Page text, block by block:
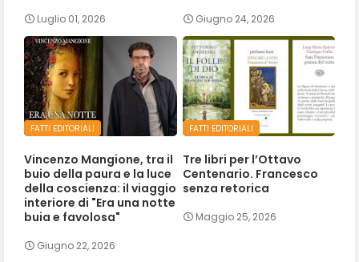
Luglio 01, 2026 Giugno 24, 2026
FATTI EDITORIALI
Vincenzo Mangione, tra il
buio della paura e la luce
della coscienza: il viaggio
interiore di "Era una notte
buia e favolosa"
Giugno 22, 2026
FATTI EDITORIALI
Tre libri per l’Ottavo
Centenario. Francesco
senza retorica
Maggio 25, 2026